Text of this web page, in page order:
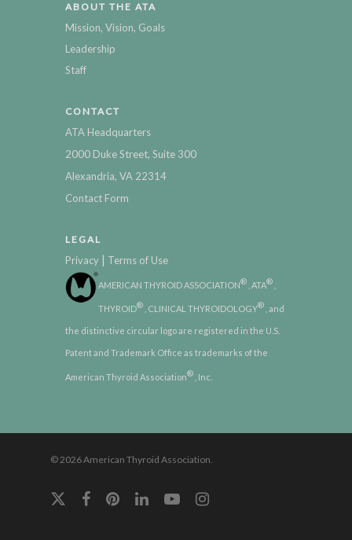
ABOUT THE ATA
Mission, Vision, Goals
Leadership
Staff
CONTACT
ATA Headquarters
2000 Duke Street, Suite 300
Alexandria, VA 22314
Contact Form
LEGAL
Privacy | Terms of Use
AMERICAN THYROID ASSOCIATION® , ATA®
THYROID® , CLINICAL THYROIDOLOGY® , and
the distinctive circular logo are registered in the U.S.
Patent and Trademark Office as trademarks of the
American Thyroid Association® , Inc.
© 2026 American Thyroid Association.